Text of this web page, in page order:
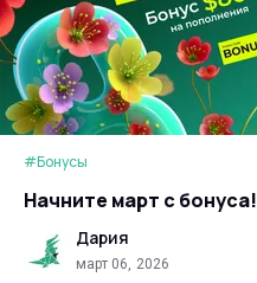
#Бонусы
Начните март с бонуса!
Дария
март 06, 2026